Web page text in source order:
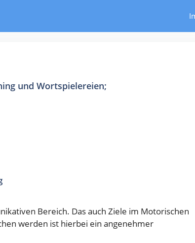
und Wortspielereien;
Bereich. Das auch Ziele im Motorischen
werden ist hierbei ein angenehmer